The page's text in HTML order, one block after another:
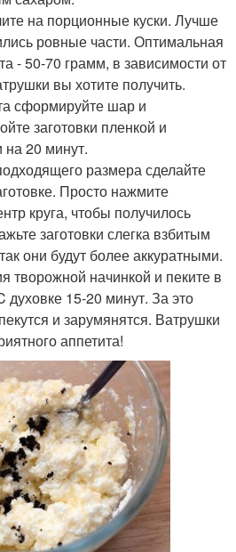
на порционные куски. Лучше
ровные части. Оптимальная
- 50-70 грамм, в зависимости от
вы хотите получить.
сформируйте шар и
заготовки пленкой и
на 20 минут.
размера сделайте
Просто нажмите
круга, чтобы получилось
заготовки слегка взбитым
они будут более аккуратными.
творожной начинкой и пеките в
духовке 15-20 минут. За это
и зарумянятся. Ватрушки
аппетита!